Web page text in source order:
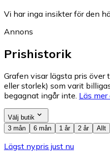
Vi har inga insikter för den
Annons
Prishistorik
Grafen visar lägsta pris över
eller storlek) som varit
begagnat ingår inte. Läs
Välj butik
3 mån
6 mån 1 år 2 år Allt
Lägst nypris just nu